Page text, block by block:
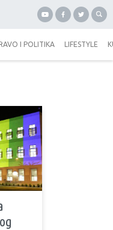
I POLITIKA LIFESTYLE